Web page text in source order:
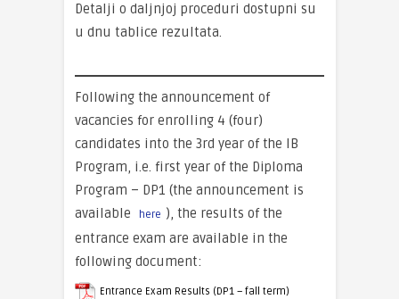
Detalji o daljnjoj proceduri dostupni su
u dnu tablice rezultata.
Following the announcement of
vacancies for enrolling 4 (four)
candidates into the 3rd year of the IB
Program, i.e. first year of the Diploma
Program – DP1 (the announcement is
available
here ), the results of the
entrance exam are available in the
following document:
Entrance Exam Results (DP1 – fall term)